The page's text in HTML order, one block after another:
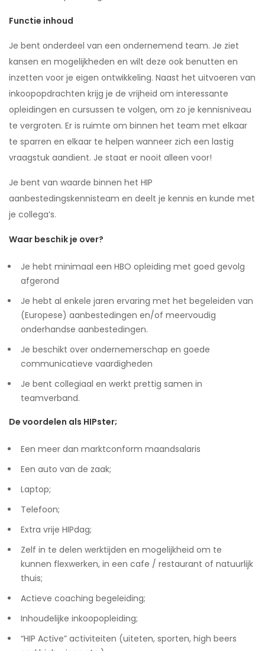
Functie inhoud
Je bent onderdeel van een ondernemend team. Je ziet
kansen en mogelijkheden en wilt deze ook benutten en
inzetten voor je eigen ontwikkeling. Naast het uitvoeren van
inkoopopdrachten krijg je de vrijheid om interessante
opleidingen en cursussen te volgen, om zo je kennisniveau
te vergroten. Er is ruimte om binnen het team met elkaar
te sparren en elkaar te helpen wanneer zich een lastig
vraagstuk aandient. Je staat er nooit alleen voor!
Je bent van waarde binnen het HIP
aanbestedingskennisteam en deelt je kennis en kunde met
je collega’s.
Waar beschik je over?
Je hebt minimaal een HBO opleiding met goed gevolg
afgerond
Je hebt al enkele jaren ervaring met het begeleiden van
(Europese) aanbestedingen en/of meervoudig
onderhandse aanbestedingen.
Je beschikt over ondernemerschap en goede
communicatieve vaardigheden
Je bent collegiaal en werkt prettig samen in
teamverband.
De voordelen als HIPster;
Een meer dan marktconform maandsalaris
Een auto van de zaak;
Laptop;
Telefoon;
Extra vrije HIPdag;
Zelf in te delen werktijden en mogelijkheid om te
kunnen flexwerken, in een cafe / restaurant of natuurlijk
thuis;
Actieve coaching begeleiding;
Inhoudelijke inkoopopleiding;
“HIP Active” activiteiten (uiteten, sporten, high beers